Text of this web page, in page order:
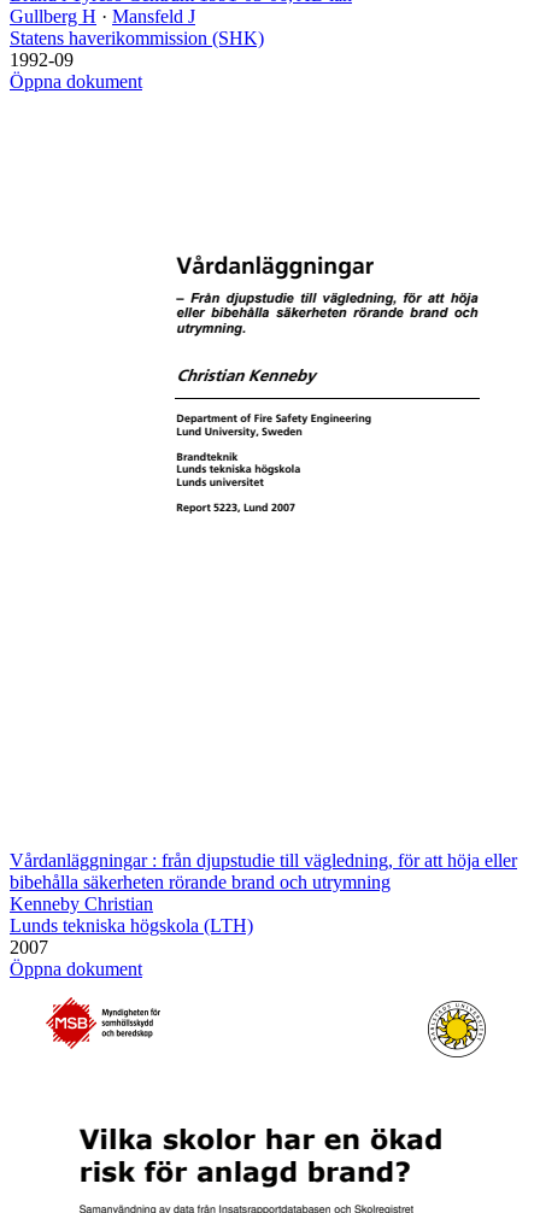
Gullberg H · Mansfeld J
Statens haverikommission (SHK)
1992-09
Öppna dokument
Vårdanläggningar : från djupstudie till vägledning, för att höja eller
bibehålla säkerheten rörande brand och utrymning
Kenneby Christian
Lunds tekniska högskola (LTH)
2007
Öppna dokument